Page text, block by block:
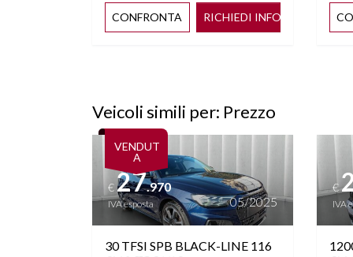
SENSORI PIOGGIA
TASCHE SU RETROSCHIENALI
VIRTUAL COCKPIT
CONFRONTA
RICHIEDI INFO
Veicoli simili per: Prezzo
VENDUT
A
Vedi dettagli
€27.970
IVA esposta 05/2025
30 TFSI SPB BLACK-LINE 116
Vedi
€
IVA